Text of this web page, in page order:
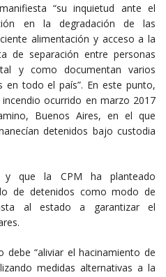
“su inquietud ante el
en la degradación de las
alimentación y acceso a la
de separación entre personas
y como documentan varios
en todo el país”. En este punto,
ocurrido en marzo 2017
Buenos Aires, en el que
detenidos bajo custodia
y que la CPM ha planteado
de detenidos como modo de
al estado a garantizar el
debe “aliviar el hacinamiento de
medidas alternativas a la